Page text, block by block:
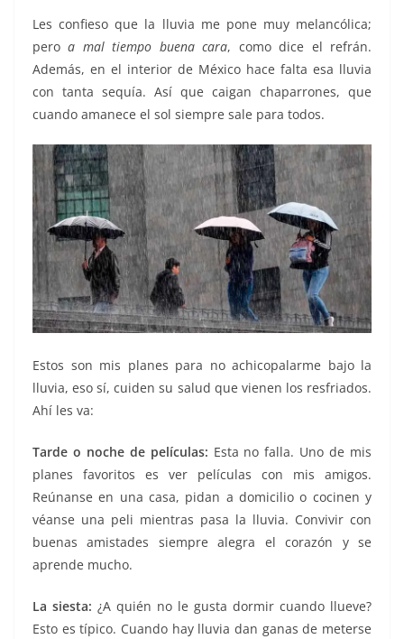
Les confieso que la lluvia me pone muy melancólica;
peroa mal tiempo buena cara, como dice el refrán.
Además, en el interior de México hace falta esa lluvia
con tanta sequía. Así que caigan chaparrones, que
cuando amanece el sol siempre sale para todos.
Estos son mis planes para no achicopalarme bajo la
lluvia, eso sí, cuiden su salud que vienen los resfriados.
Ahí les va:
Tarde o noche de películas: Esta no falla. Uno de mis
planes favoritos es ver películas con mis amigos.
Reúnanse en una casa, pidan a domicilio o cocinen y
véanse una peli mientras pasa la lluvia. Convivir con
buenas amistades siempre alegra el corazón y se
aprende mucho.
La siesta: ¿A quién no le gusta dormir cuando llueve?
Esto es típico. Cuando hay lluvia dan ganas de meterse